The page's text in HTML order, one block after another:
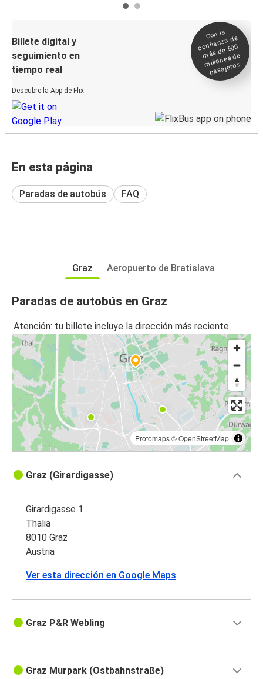
Billete digital y
seguimiento en
tiempo real
Descubre la App de Flix
Con la
confianza de
más de 500
millones de
pasajeros
En esta página
Paradas de autobús FAQ
Graz Aeropuerto de Bratislava
Paradas de autobús en Graz
Atención: tu billete incluye la dirección más reciente.
Protomaps©OpenStreetMap
Graz (Girardigasse)
Girardigasse 1
Thalia
8010 Graz
Austria
Ver esta dirección en Google Maps
Graz P&R Webling
Graz Murpark (Ostbahnstraße)